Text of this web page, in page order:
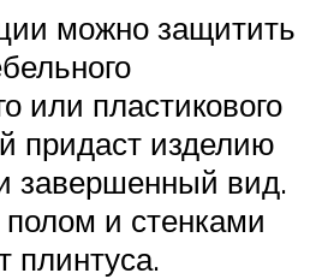
можно защитить
или пластикового
придаст изделию
завершенный вид.
и стенками
плинтуса.